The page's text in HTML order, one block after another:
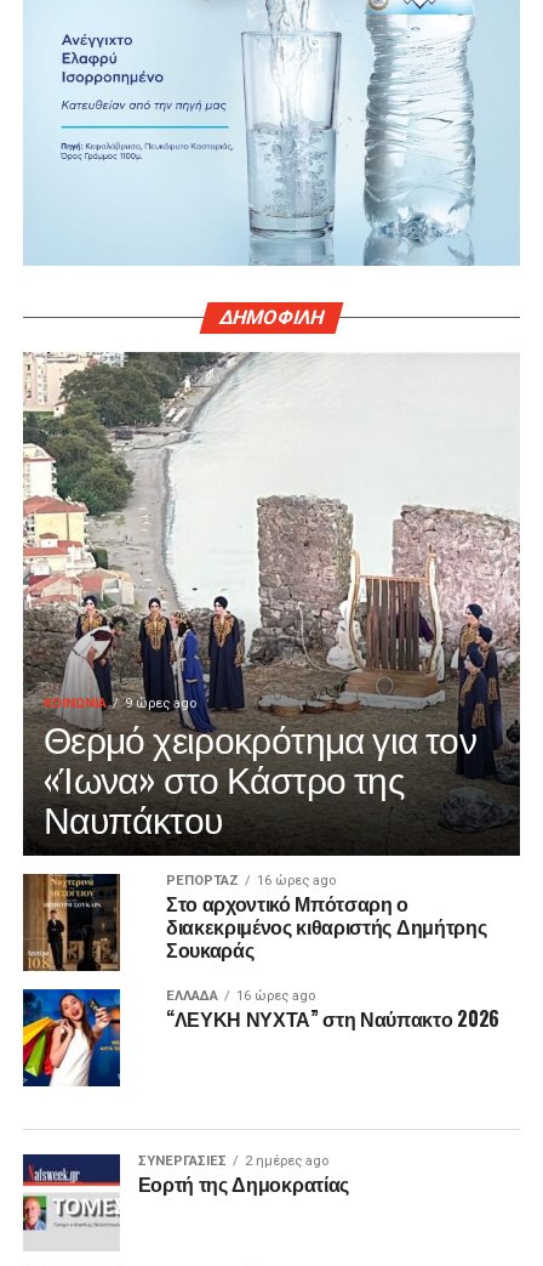
ΔΗΜΟΦΙΛΗ
ΚΟΙΝΩΝΙΑ 9 ώρες ago
Θερμό χειροκρότημα για τον
«Ίωνα» στο Κάστρο της
Ναυπάκτου
ΡΕΠΟΡΤΑΖ 16 ώρες ago
Στο αρχοντικό Μπότσαρη ο
διακεκριμένος κιθαριστής Δημήτρης
Σουκαράς
ΕΛΛΑΔΑ 16 ώρες ago
“ΛΕΥΚΗ ΝΥΧΤΑ” στη Ναύπακτο 2026
ΣΥΝΕΡΓΑΣΙΕΣ 2 ημέρες ago
Εορτή της Δημοκρατίας